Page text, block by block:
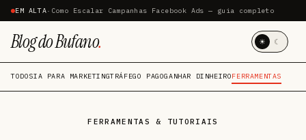
EM ALTA· Como Escalar Campanhas Facebook Ads — guia completo
Blog do Bufano. ☀ ☾
TODOSIA PARA MARKETINGTRÁFEGO PAGOGANHAR DINHEIROFERRAMENTAS
FERRAMENTAS & TUTORIAIS